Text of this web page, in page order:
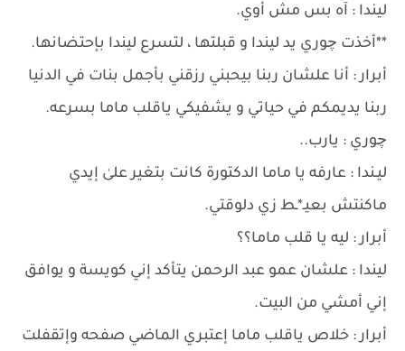
ليندا : آه بس مش أوي.
**أخذت چوري يد ليندا و قبلتها ، لتسرع ليندا بإحتضانها.
أبرار : أنا علشان ربنا بيحبني رزقني بأجمل بنات في الدنيا
ربنا يديمكم في حياتي و يشفيكي ياقلب ماما بسرعه.
چوري : يارب..
ليـندا : عارفه يا ماما الدكتورة كانت بتغير علىٰ إيدي
ماكنتش بعيـ*ـط زي دلوقتي.
أبرار : ليه يا قلب ماما؟؟
ليندا : علشان عمو عبد الرحمن يتأكد إني كويسة و يوافق
إني أمشي من البيت.
أبرار : خلاص ياقلب ماما إعتبري الماضي صفحه وإتقفلت